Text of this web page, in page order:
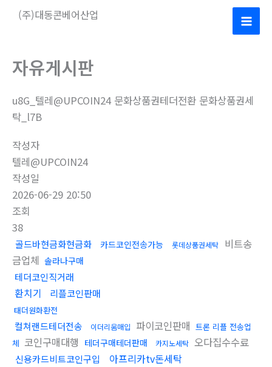
(주)대동콘베어산업
Main
자유게시판
u8G_텔레@UPCOIN24 문화상품권테더전환 문화상품권세
탁_l7B
작성자
텔레@UPCOIN24
작성일
2026-06-29 20:50
조회
38
골드바현금화현금화 카드코인전송가능 롯데상품권세탁
비트송
금업체 솔라나구매
테더코인직거래
환치기 리플코인판매
태더원화환전
컬쳐랜드테더전송 이더리움매입 파이코인판매 트론 리플 전송업
체 코인구매대행 테더구매테더판매 카지노세탁 오다집수수료
신용카드비트코인구입 아프리카tv돈세탁